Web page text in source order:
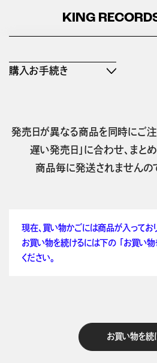
KING
購入お手続き
発売日が異なる商品を同時にご
遅い発売日」に合わせ、まと
商品毎に発送されませんの
現在、買い物かごには商品が入ってお
お買い物を続けるには下の 「お買い物
ください。
お買い物を続